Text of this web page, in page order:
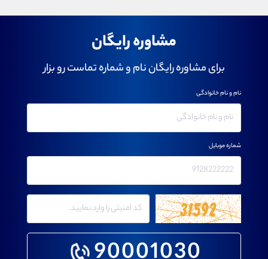
مشاوره رایگان
برای مشاوره رایگان نام و شماره تماست رو بزار
نام و نام خانوادگی
شماره موبایل